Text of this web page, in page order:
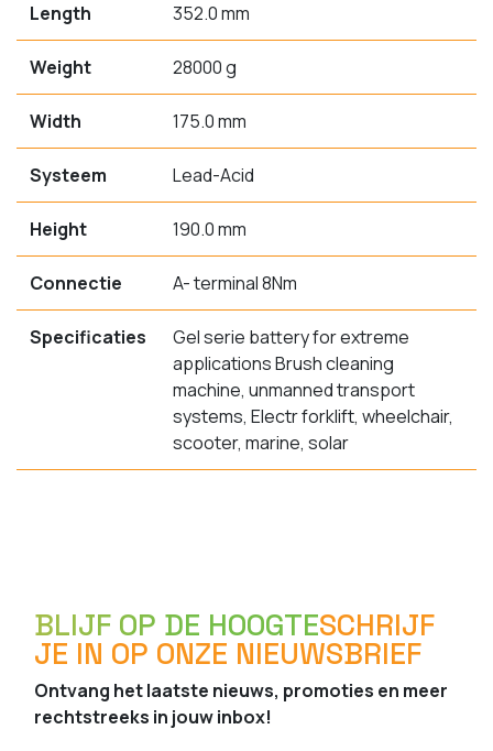
Length 352.0 mm
Weight 28000 g
Width 175.0 mm
Systeem Lead-Acid
Height 190.0 mm
Connectie A- terminal 8Nm
Specificaties
Gel serie battery for extreme
applications Brush cleaning
machine, unmanned transport
systems, Electr forklift, wheelchair,
scooter, marine, solar
BLIJF OP DE HOOGTESCHRIJF
JE IN OP ONZE NIEUWSBRIEF
Ontvang het laatste nieuws, promoties en meer
rechtstreeks in jouw inbox!